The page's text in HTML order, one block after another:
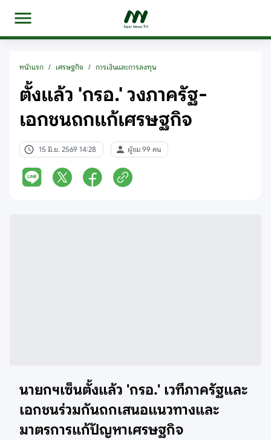
หน้าแรก / เศรษฐกิจ / การเงินและการลงทุน
ตั้งแล้ว 'กรอ.' วงภาครัฐ-
เอกชนถกแก้เศรษฐกิจ
15 มิ.ย. 2569 14:28 ผู้ชม 99 คน
นายกฯเซ็นตั้งแล้ว 'กรอ.' เวทีภาครัฐและ
เอกชนร่วมกันถกเสนอแนวทางและ
มาตรการแก้ปัญหาเศรษฐกิจ